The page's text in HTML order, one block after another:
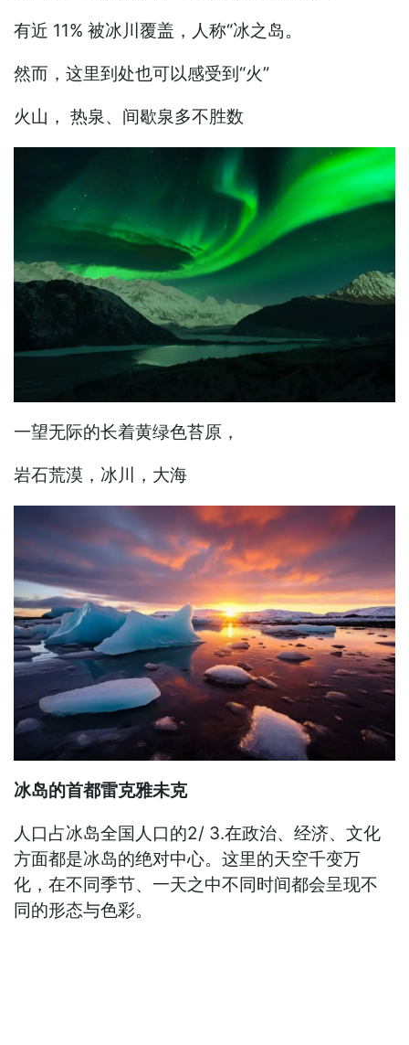
有近 11% 被冰川覆盖，人称“冰之岛。
然而，这里到处也可以感受到“火”
火山， 热泉、间歇泉多不胜数
一望无际的长着黄绿色苔原，
岩石荒漠，冰川，大海
冰岛的首都雷克雅未克
人口占冰岛全国人口的2/ 3.在政治、经济、文化
方面都是冰岛的绝对中心。这里的天空千变万
化，在不同季节、一天之中不同时间都会呈现不
同的形态与色彩。